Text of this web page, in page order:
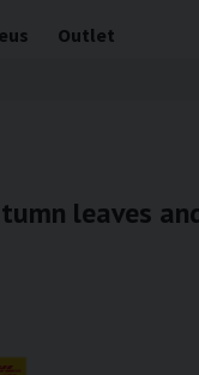
Outlet
leaves